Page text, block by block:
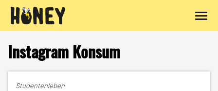
Inhalt
springen
Instagram Konsum
Studentenleben